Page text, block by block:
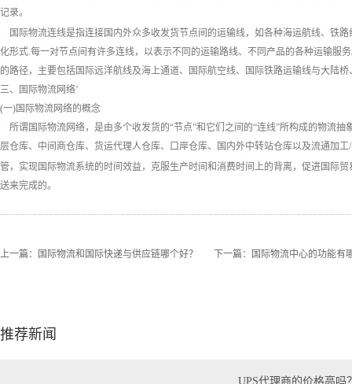
记录。
国际物流连线是指连接国内外众多收发货节点间的运输线，如各种海运航线、铁
化形式.每一对节点间有许多连线，以表示不同的运输路线、不同产品的各种运输服
的路径，主要包括国际远洋航线及海上通道、国际航空线、国际铁路运输线与大陆
三、国际物流网络’
(一)国际物流网络的概念
所谓国际物流网络，是由多个收发货的“节点”和它们之间的“连线”所构成的物流
层仓库、中间商仓库、货运代理人仓库、口岸仓库、国内外中转站仓库以及流通加
管，实现国际物流系统的时间效益，克服生产时间和消费时间上的背离，促进国际
送来完成的。
上一篇： 国际物流和国际快递与供应链哪个好？ 下一篇： 国际物流中心的功能有
推荐新闻
UPS代理商的价格高吗